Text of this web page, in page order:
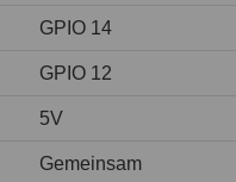
GPIO 14
GPIO 12
5V
Gemeinsam